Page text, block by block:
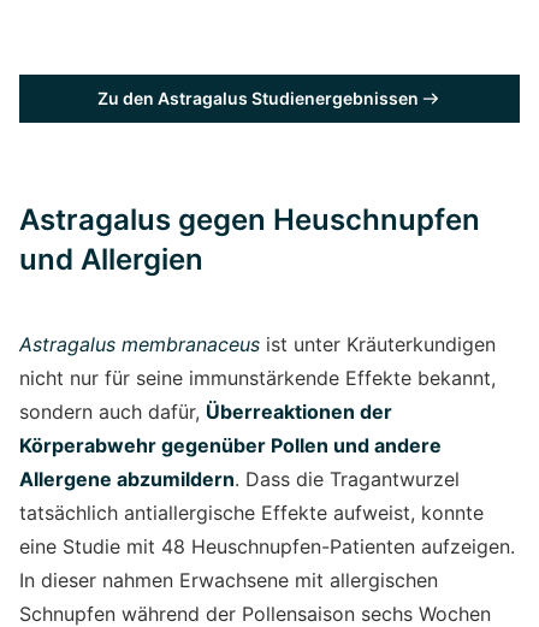
Zu den Astragalus Studienergebnissen
Astragalus gegen Heuschnupfen
und Allergien
Astragalus membranaceus ist unter Kräuterkundigen
nicht nur für seine immunstärkende Effekte bekannt,
sondern auch dafür, Überreaktionen der
Körperabwehr gegenüber Pollen und andere
Allergene abzumildern. Dass die Tragantwurzel
tatsächlich antiallergische Effekte aufweist, konnte
eine Studie mit 48 Heuschnupfen-Patienten aufzeigen.
In dieser nahmen Erwachsene mit allergischen
Schnupfen während der Pollensaison sechs Wochen